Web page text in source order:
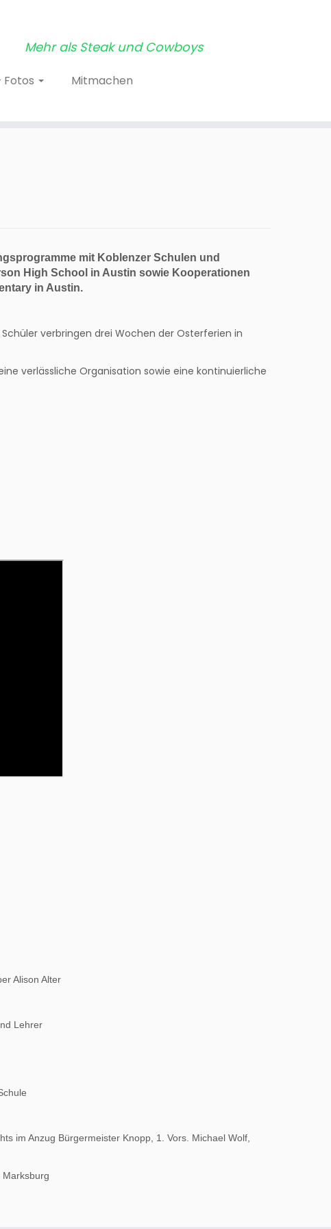
Mehr als Steak und Cowboys
Fotos
Mitmachen
mit Koblenzer Schulen und
High School in Austin sowie Kooperationen
in Austin.
verbringen drei Wochen der Osterferien in
verlässliche Organisation sowie eine kontinuierliche
Alison Alter
Lehrer
im Anzug Bürgermeister Knopp, 1. Vors. Michael Wolf,